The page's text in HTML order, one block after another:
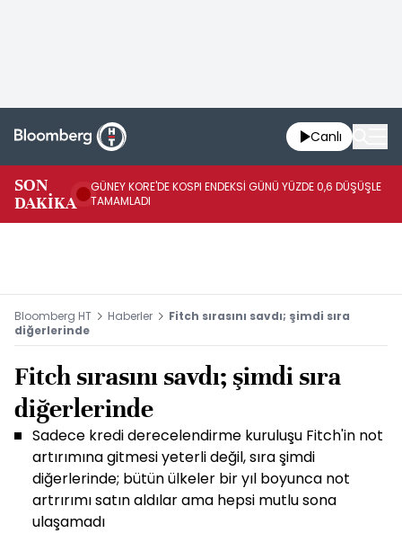
Canlı
SON
DAKİKA
GÜNEY KORE'DE KOSPI ENDEKSİ GÜNÜ YÜZDE 0,6 DÜŞÜŞLE
TAMAMLADI
Bloomberg HT Haberler
Fitch sırasını savdı; şimdi sıra
diğerlerinde
Fitch sırasını savdı; şimdi sıra
diğerlerinde
Sadece kredi derecelendirme kuruluşu Fitch'in not
artırımına gitmesi yeterli değil, sıra şimdi
diğerlerinde; bütün ülkeler bir yıl boyunca not
artrırımı satın aldılar ama hepsi mutlu sona
ulaşamadı